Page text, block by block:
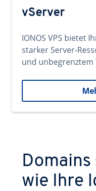
vServer
IONOS VPS bietet
starker Server-
und unbegrenztem
wie Ihre